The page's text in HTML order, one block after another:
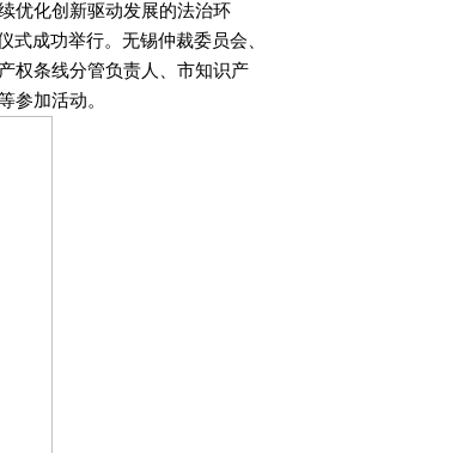
优化创新驱动发展的法治环
成功举行。无锡仲裁委员会、
权条线分管负责人、市知识产
参加活动。